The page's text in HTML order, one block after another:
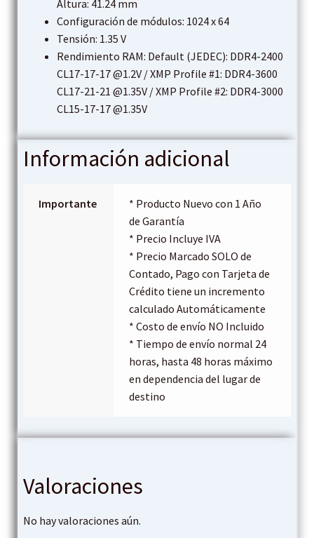
Altura: 41.24 mm
Configuración de módulos: 1024 x 64
Tensión: 1.35 V
Rendimiento RAM: Default (JEDEC): DDR4-2400
CL17-17-17 @1.2V /XMP Profile #1: DDR4-3600
CL17-21-21 @1.35V /XMP Profile #2: DDR4-3000
CL15-17-17 @1.35V
Información adicional
Importante
* Producto Nuevo con 1 Año
de Garantía
* Precio Incluye IVA
* Precio Marcado SOLO de
Contado, Pago con Tarjeta de
Crédito tiene un incremento
calculado Automáticamente
* Costo de envío NO Incluido
* Tiempo de envío normal 24
horas, hasta 48 horas máximo
en dependencia del lugar de
destino
Valoraciones
No hay valoraciones aún.